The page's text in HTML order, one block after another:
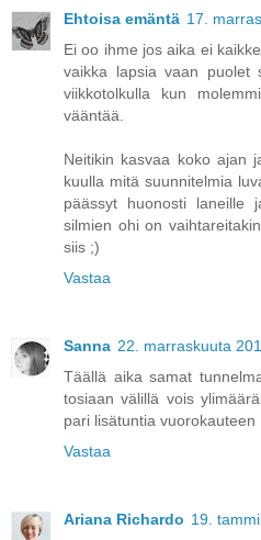
Ehtoisa emäntä 17.
Ei oo ihme jos aika ei
vaikka lapsia vaan puolet
viikkotolkulla kun
vääntää.
Neitikin kasvaa koko ajan
kuulla mitä suunnitelmia
päässyt huonosti laneille
silmien ohi on
siis ;)
Vastaa
Sanna 22. marraskuuta
Täällä aika samat
tosiaan välillä vois
pari lisätuntia vuorokauteen
Vastaa
Ariana Richardo 19.